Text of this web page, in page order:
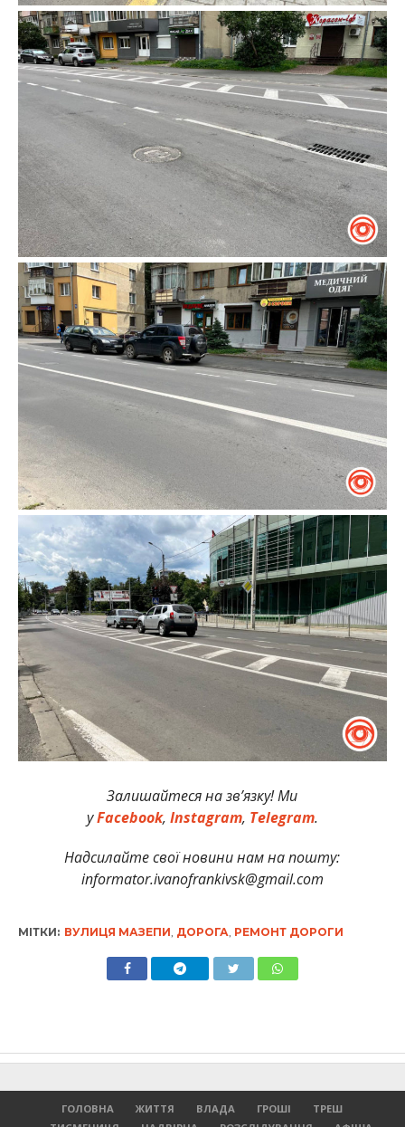
Залишайтеся на зв’язку! Ми
уFacebook, Instagram, Telegram.
Надсилайте свої новини нам на пошту:
informator.ivanofrankivsk@gmail.com
МІТКИ: ВУЛИЦЯ МАЗЕПИ, ДОРОГА, РЕМОНТ ДОРОГИ
ГОЛОВНА ЖИТТЯ ВЛАДА ГРОШІ
ТРЕШ